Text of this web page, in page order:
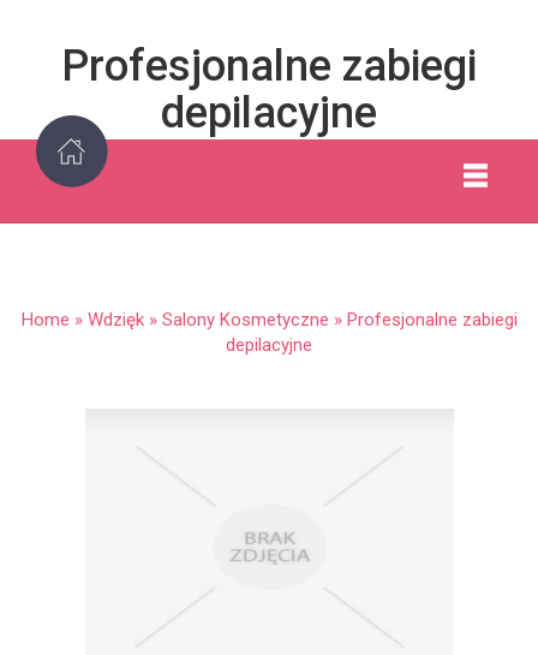
Profesjonalne zabiegi
depilacyjne
Home » Wdzięk» Salony Kosmetyczne » Profesjonalne zabiegi
depilacyjne